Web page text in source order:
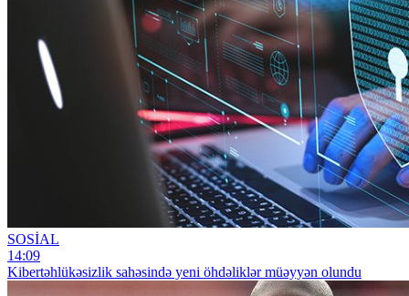
SOSİAL
14:09
Kibertəhlükəsizlik sahəsində yeni öhdəliklər müəyyən olundu